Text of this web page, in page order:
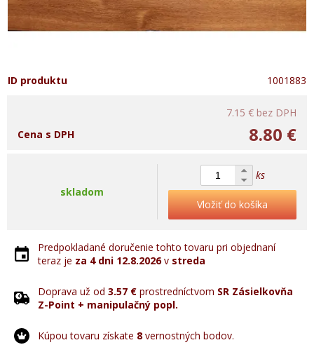
ID produktu 1001883
7.15 € bez DPH
8.80 €
Cena s DPH
skladom
ks
Vložiť do košíka
Predpokladané doručenie tohto tovaru pri objednaní
teraz je za 4 dni 12.8.2026v streda
Doprava už od 3.57 € prostredníctvom SR Zásielkovňa
Z-Point + manipulačný popl.
Kúpou tovaru získate 8 vernostných bodov.